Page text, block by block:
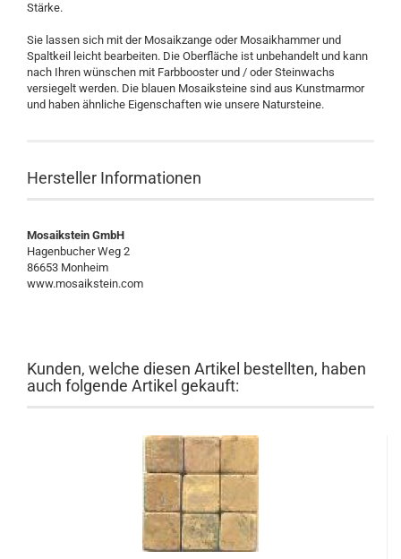
Stärke.
Sie lassen sich mit der Mosaikzange oder Mosaikhammer und
Spaltkeil leicht bearbeiten. Die Oberfläche ist unbehandelt und kann
nach Ihren wünschen mit Farbbooster und / oder Steinwachs
versiegelt werden. Die blauen Mosaiksteine sind aus Kunstmarmor
und haben ähnliche Eigenschaften wie unsere Natursteine.
Hersteller Informationen
Mosaikstein GmbH
Hagenbucher Weg 2
86653 Monheim
www.mosaikstein.com
Kunden, welche diesen Artikel bestellten, haben
auch folgende Artikel gekauft: